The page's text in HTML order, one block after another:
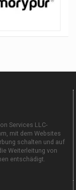
Services LLC-
mit dem Websites
schalten und auf
Weiterleitung von
entschädigt.